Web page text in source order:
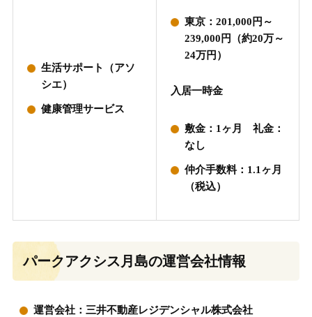
生活サポート（アソ
シエ）
健康管理サービス
東京：201,000円～
239,000円（約20万～
24万円）
入居一時金
敷金：1ヶ月 礼金：
なし
仲介手数料：1.1ヶ月
（税込）
パークアクシス月島の運営会社情報
運営会社：三井不動産レジデンシャル株式会社